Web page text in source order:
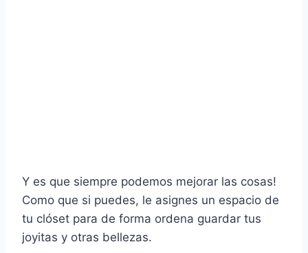
Y es que siempre podemos mejorar las cosas!
Como que si puedes, le asignes un espacio de
tu clóset para de forma ordena guardar tus
joyitas y otras bellezas.